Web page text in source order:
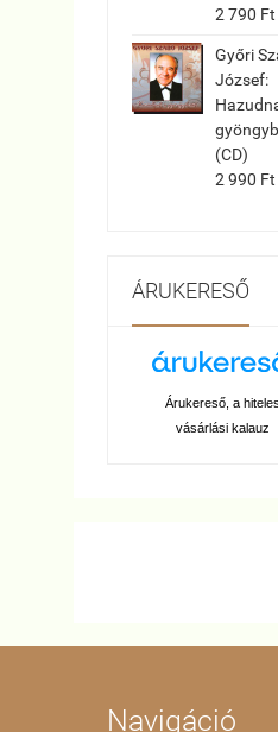
2 790 Ft
Győri
József:
(CD)
2 990 Ft
ÁRUKERESŐ
Árukereső, a hiteles
vásárlási kalauz
Navigáció